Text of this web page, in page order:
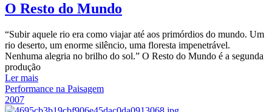
O Resto do Mundo
“Subir aquele rio era como viajar até aos primórdios do mundo. Um
rio deserto, um enorme silêncio, uma floresta impenetrável.
Nenhuma alegria no brilho do sol.” O Resto do Mundo é a segunda
produção
Ler mais
Performance na Paisagem
2007